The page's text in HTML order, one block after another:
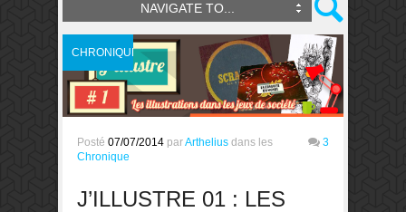
NAVIGATE TO...
CHRONIQUE
Posté 07/07/2014 parArthelius dans les
Chronique
3
J’ILLUSTRE 01 : LES